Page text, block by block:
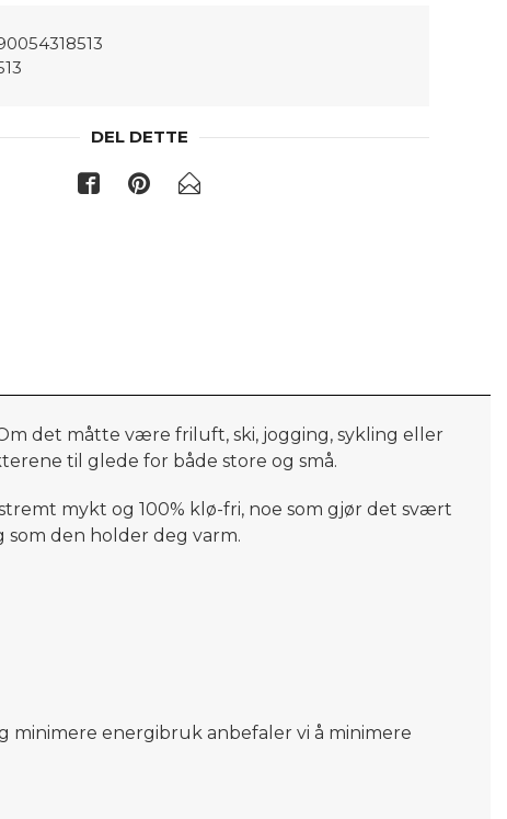
DEL DETTE
det måtte være friluft, ski, jogging, sykling eller
til glede for både store og små.
mykt og 100% klø-fri, noe som gjør det svært
den holder deg varm.
minimere energibruk anbefaler vi å minimere